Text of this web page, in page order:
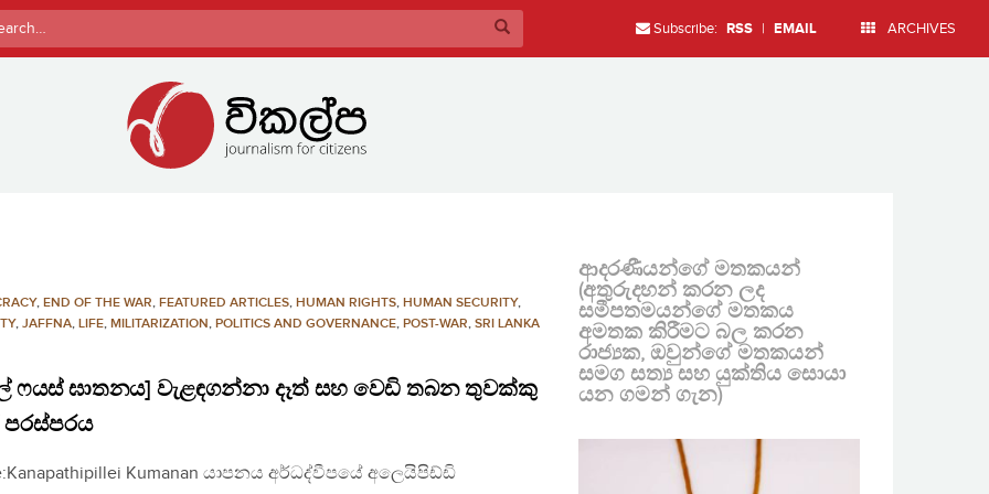
Subscribe: RSS | EMAIL ARCHIVES
, END OF THE WAR, FEATURED ARTICLES, HUMAN RIGHTS, HUMAN SECURITY,
, JAFFNA, LIFE, MILITARIZATION, POLITICS AND GOVERNANCE, POST-WAR, SRI LANKA
ෆයස් ඝාතනය] වැළඳගන්නා දෑත් සහ වෙඩි තබන තුවක්කු
පරස්පරය
Kumanan යාපනය අර්ධද්වීපයේ අලෙයිපිඩ්ඩි
ආදරණීයන්ගේ මතකයන්
(අතුරුදහන් කරන ලද
සමීපතමයන්ගේ මතකය
අමතක කිරීමට බල කරන
රාජ්‍යක, ඔවුන්ගේ මතකයන්
සමග සත්‍ය සහ යුක්තිය සොයා
යන ගමන් ගැන)